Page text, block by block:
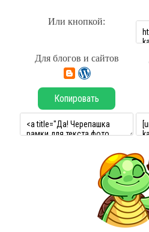
Или кнопкой:
Для блогов и сайтов
Копировать